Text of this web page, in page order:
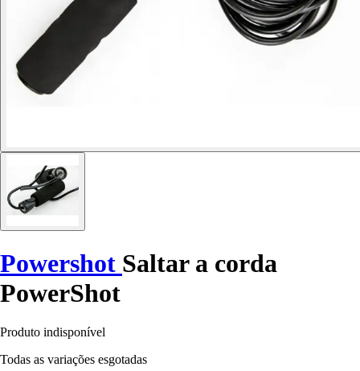
Powershot Saltar a corda
PowerShot
Produto indisponível
Todas as variações esgotadas